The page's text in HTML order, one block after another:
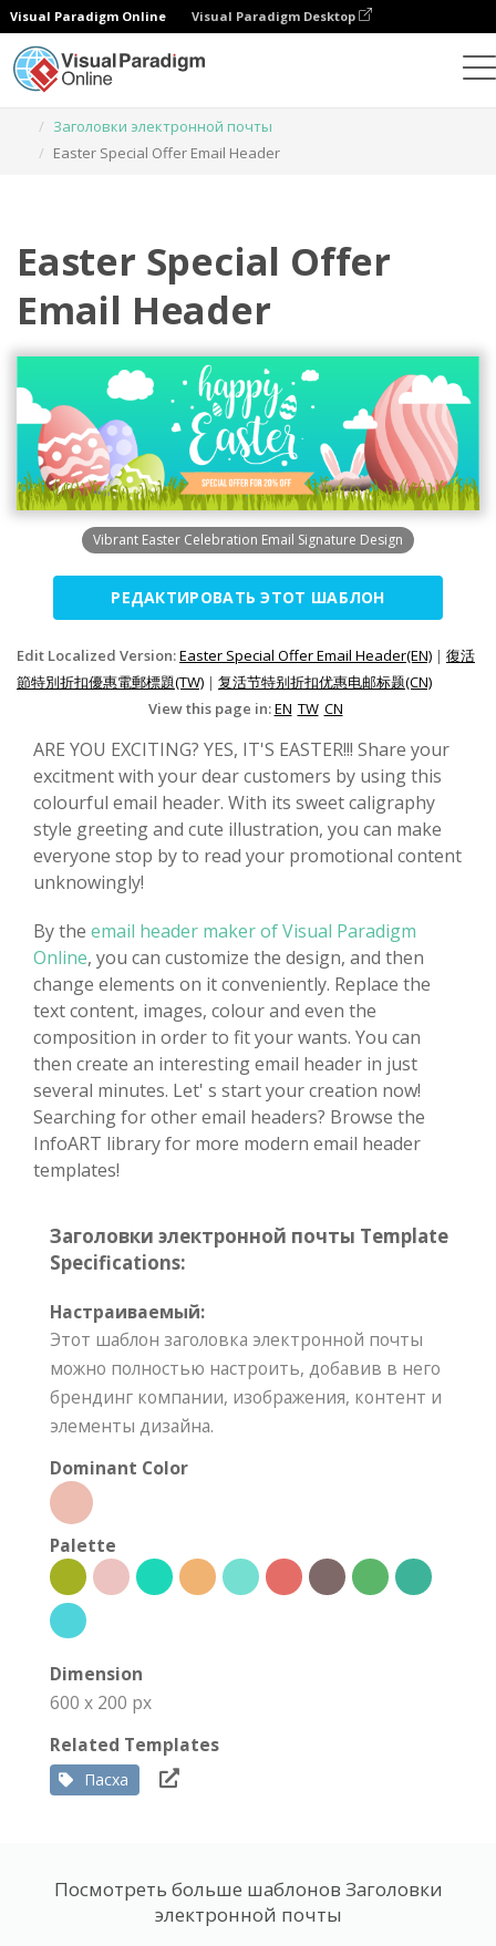
Visual Paradigm Online Visual Paradigm Desktop
Заголовки электронной почты
Easter Special Offer Email Header
Easter Special Offer
Email Header
Vibrant Easter Celebration Email Signature Design
РЕДАКТИРОВАТЬ ЭТОТ ШАБЛОН
Edit Localized Version:Easter Special Offer Email Header(EN) | 復活
節特別折扣優惠電郵標題(TW) | 复活节特别折扣优惠电邮标题(CN)
View this page in:EN TW CN
ARE YOU EXCITING? YES, IT'S EASTER!!! Share your
excitment with your dear customers by using this
colourful email header. With its sweet caligraphy
style greeting and cute illustration, you can make
everyone stop by to read your promotional content
unknowingly!
By the email header maker of Visual Paradigm
Online, you can customize the design, and then
change elements on it conveniently. Replace the
text content, images, colour and even the
composition in order to fit your wants. You can
then create an interesting email header in just
several minutes. Let' s start your creation now!
Searching for other email headers? Browse the
InfoART library for more modern email header
templates!
Заголовки электронной почты Template
Specifications:
Настраиваемый:
Этот шаблон заголовка электронной почты
можно полностью настроить, добавив в него
брендинг компании, изображения, контент и
элементы дизайна.
Dominant Color
Palette
Dimension
600 x 200 px
Related Templates
Пасха
Посмотреть больше шаблонов Заголовки
электронной почты